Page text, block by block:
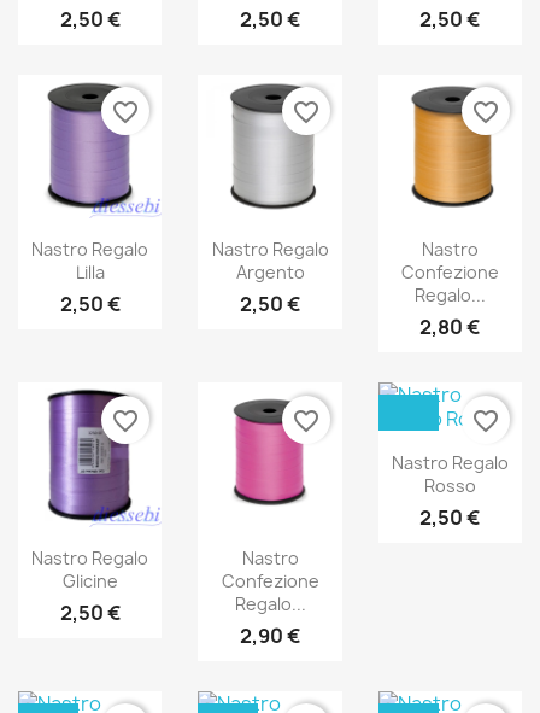
2,50 € 2,50 € 2,50 €
Nastro Regalo
Lilla
2,50 €
favorite_border
Nastro Regalo
Argento
2,50 €
favorite_border
Nastro
Confezione
Regalo...
2,80 €
favorite_border
Nastro Regalo
Glicine
2,50 €
favorite_border
Nastro
Confezione
Regalo...
2,90 €
favorite_border
Nastro Regalo
Rosso
2,50 €
favorite_border